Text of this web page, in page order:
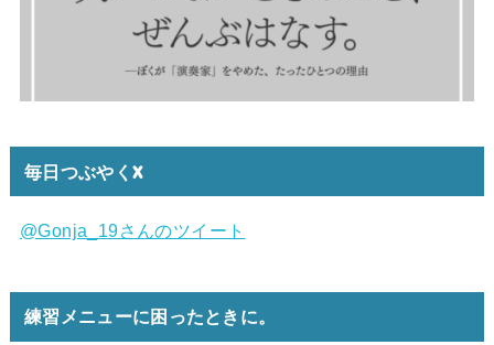
毎日つぶやくX
@Gonja_19さんのツイート
練習メニューに困ったときに。